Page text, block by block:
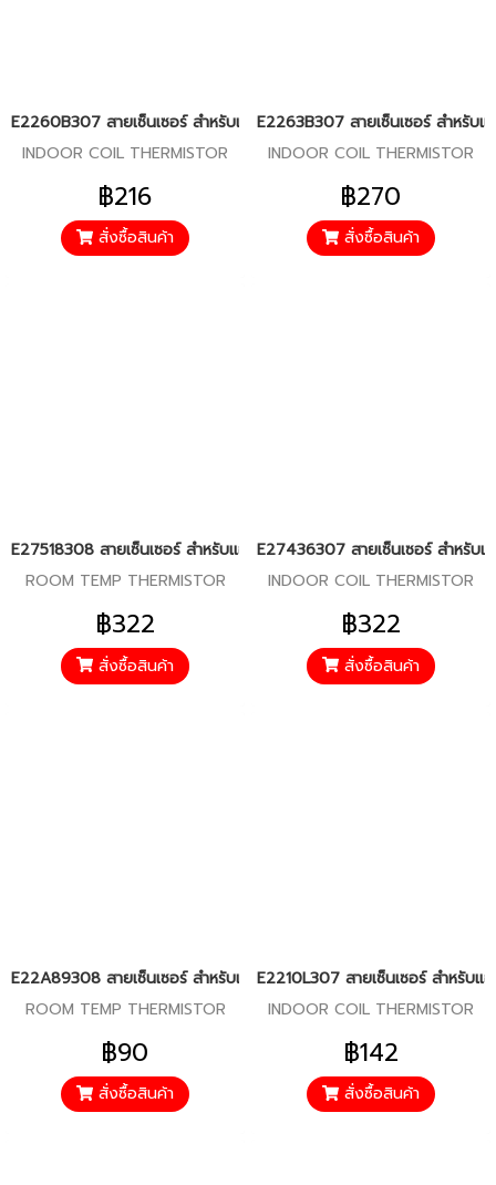
E2260B307 สายเซ็นเซอร์ สำหรับแอร์มิตซู รุ่น MSZ-SGH24,MSY-
INDOOR COIL THERMISTOR
฿216
สั่งซื้อสินค้า
E2263B307 สายเซ็นเซอร์ สำหรับแ
INDOOR COIL THERMISTOR
฿270
สั่งซื้อสินค้า
E27518308 สายเซ็นเซอร์ สำหรับแอร์มิตซู รุ่น PCY-
ROOM TEMP THERMISTOR
฿322
สั่งซื้อสินค้า
E27436307 สายเซ็นเซอร์ สำหรับ
INDOOR COIL THERMISTOR
฿322
สั่งซื้อสินค้า
E22A89308 สายเซ็นเซอร์ สำหรับแอร์มิตซู รุ่น MS-SGF,SGG09,13
ROOM TEMP THERMISTOR
฿90
สั่งซื้อสินค้า
E2210L307 สายเซ็นเซอร์ สำหรับแ
INDOOR COIL THERMISTOR
฿142
สั่งซื้อสินค้า